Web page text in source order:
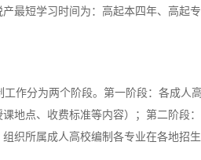
最短学习时间为：高起本四年、高起
作分为两个阶段。第一阶段：各成人
地点、收费标准等内容）；第二阶段
织所属成人高校编制各专业在各地招